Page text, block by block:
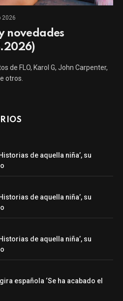
2026
novedades
de FLO, Karol G, John Carpenter,
otros.
de aquella niña’, su
de aquella niña’, su
de aquella niña’, su
española ‘Se ha acabado el